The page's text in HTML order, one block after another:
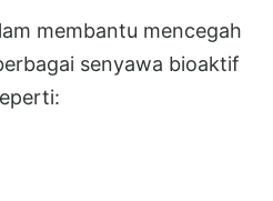
membantu mencegah
senyawa bioaktif